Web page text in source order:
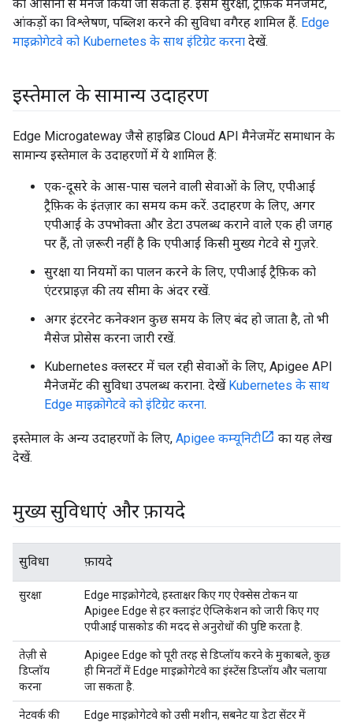
को आसानी से मैनेज किया जा सकता है. इसमें सुरक्षा, ट्रैफ़िक मैनेजमेंट,
आंकड़ों का विश्लेषण, पब्लिश करने की सुविधा वगैरह शामिल हैं. Edge
माइक्रोगेटवे को Kubernetes के साथ इंटिग्रेट करना देखें.
इस्तेमाल के सामान्य उदाहरण
Edge Microgateway जैसे हाइब्रिड Cloud API मैनेजमेंट समाधान के
सामान्य इस्तेमाल के उदाहरणों में ये शामिल हैं:
एक-दूसरे के आस-पास चलने वाली सेवाओं के लिए, एपीआई
ट्रैफ़िक के इंतज़ार का समय कम करें. उदाहरण के लिए, अगर
एपीआई के उपभोक्ता और डेटा उपलब्ध कराने वाले एक ही जगह
पर हैं, तो ज़रूरी नहीं है कि एपीआई किसी मुख्य गेटवे से गुज़रे.
सुरक्षा या नियमों का पालन करने के लिए, एपीआई ट्रैफ़िक को
एंटरप्राइज़ की तय सीमा के अंदर रखें.
अगर इंटरनेट कनेक्शन कुछ समय के लिए बंद हो जाता है, तो भी
मैसेज प्रोसेस करना जारी रखें.
Kubernetes क्लस्टर में चल रही सेवाओं के लिए, Apigee API
मैनेजमेंट की सुविधा उपलब्ध कराना. देखें Kubernetes के साथ
Edge माइक्रोगेटवे को इंटिग्रेट करना.
इस्तेमाल के अन्य उदाहरणों के लिए, Apigee कम्यूनिटी
का यह लेख
देखें.
मुख्य सुविधाएं और फ़ायदे
सुविधा फ़ायदे
सुरक्षा
Edge माइक्रोगेटवे, हस्ताक्षर किए गए ऐक्सेस टोकन या
Apigee Edge से हर क्लाइंट ऐप्लिकेशन को जारी किए गए
एपीआई पासकोड की मदद से अनुरोधों की पुष्टि करता है.
तेज़ी से
डिप्लॉय
करना
Apigee Edge को पूरी तरह से डिप्लॉय करने के मुकाबले, कुछ
ही मिनटों में Edge माइक्रोगेटवे का इंस्टेंस डिप्लॉय और चलाया
जा सकता है.
नेटवर्क की
Edge माइक्रोगेटवे को उसी मशीन, सबनेट या डेटा सेंटर में